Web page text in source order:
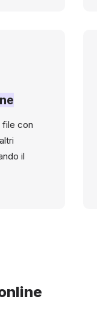
file con
il